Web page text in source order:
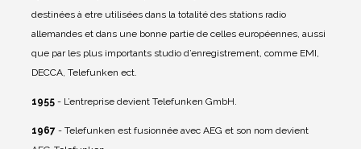
destinées à etre utilisées dans la totalité des stations radio
allemandes et dans une bonne partie de celles européennes, aussi
que par les plus importants studio d’enregistrement, comme EMI,
DECCA, Telefunken ect.
1955 - L’entreprise devient Telefunken GmbH.
1967 - Telefunken est fusionnée avec AEG et son nom devient